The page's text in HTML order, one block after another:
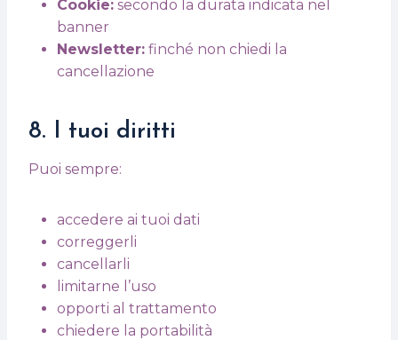
Cookie: secondo la durata indicata nel
banner
Newsletter: finché non chiedi la
cancellazione
8. I tuoi diritti
Puoi sempre:
accedere ai tuoi dati
correggerli
cancellarli
limitarne l’uso
opporti al trattamento
chiedere la portabilità